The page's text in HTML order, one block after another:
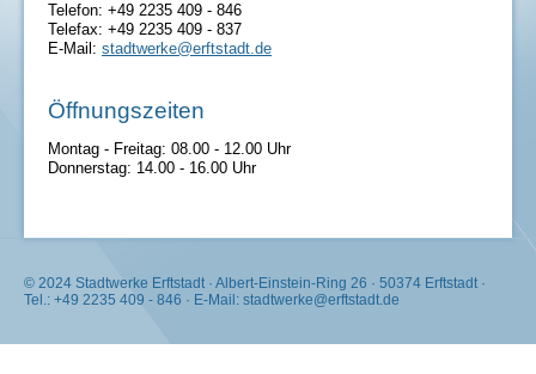
Telefon: +49 2235 409 - 846
Telefax: +49 2235 409 - 837
E-Mail: stadtwerke@erftstadt.de
Öffnungszeiten
Montag - Freitag: 08.00 - 12.00 Uhr
Donnerstag: 14.00 - 16.00 Uhr
© 2024 Stadtwerke Erftstadt · Albert-Einstein-Ring 26 · 50374 Erftstadt ·
Tel.: +49 2235 409 - 846 · E-Mail: stadtwerke@erftstadt.de